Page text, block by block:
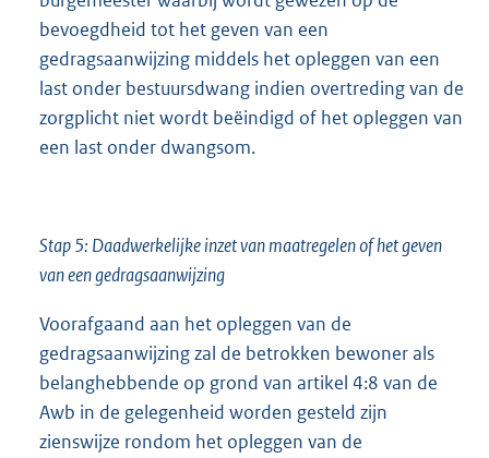
bevoegdheid tot het geven van een
gedragsaanwijzing middels het opleggen van een
last onder bestuursdwang indien overtreding van de
zorgplicht niet wordt beëindigd of het opleggen van
een last onder dwangsom.
Stap 5: Daadwerkelijke inzet van maatregelen of het geven
van een gedragsaanwijzing
Voorafgaand aan het opleggen van de
gedragsaanwijzing zal de betrokken bewoner als
belanghebbende op grond van artikel 4:8 van de
Awb in de gelegenheid worden gesteld zijn
zienswijze rondom het opleggen van de